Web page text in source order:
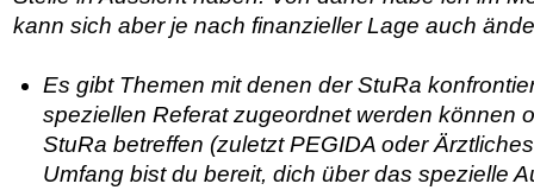
kann sich aber je nach finanzieller Lage auch
Es gibt Themen mit denen der StuRa
speziellen Referat zugeordnet werden können
StuRa betreffen (zuletzt PEGIDA oder
Umfang bist du bereit, dich über das spezielle